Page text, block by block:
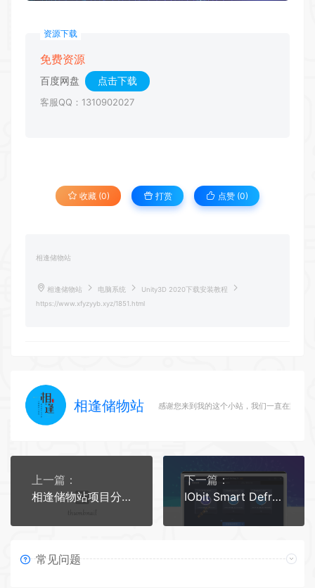
资源下载
免费资源
百度网盘 点击下载
客服QQ：1310902027
收藏 (0) 打赏 点赞 (0)
相逢储物站
相逢储物站 电脑系统
Unity3D 2020下载安装教程
https://www.xfyzyyb.xyz/1851.html
相逢储物站 感谢您来到我的这个小站，我们一直在路上
上一篇：
相逢储物站项目分享
下一篇：
IObit Smart Defrag Pro 绿色便携版
常见问题